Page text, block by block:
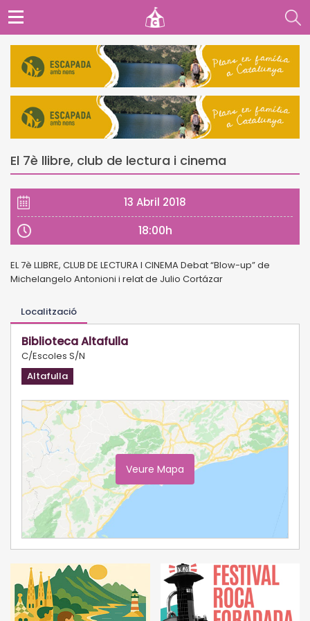
El 7è llibre, club de lectura i cinema
13 Abril 2018
18:00h
EL 7è LLIBRE, CLUB DE LECTURA I CINEMA Debat “Blow-up” de
Michelangelo Antonioni i relat de Julio Cortázar
Localització
Biblioteca Altafulla
C/Escoles S/N
Altafulla
Veure Mapa